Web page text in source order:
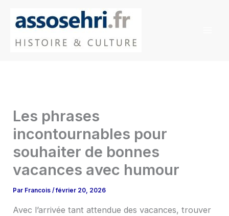
Les phrases
incontournables pour
souhaiter de bonnes
vacances avec humour
Par Francois/février 20, 2026
Avec l’arrivée tant attendue des vacances, trouver